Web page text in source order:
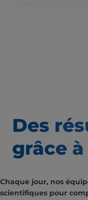
Des
grâce
Chaque jour, nos
scientifiques pour